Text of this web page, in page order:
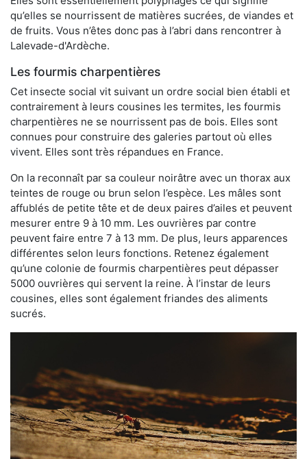
qu’elles se nourrissent de matières sucrées, de viandes et
de fruits. Vous n’êtes donc pas à l’abri dans rencontrer à
Lalevade-d'Ardèche.
Les fourmis charpentières
Cet insecte social vit suivant un ordre social bien établi et
contrairement à leurs cousines les termites, les fourmis
charpentières ne se nourrissent pas de bois. Elles sont
connues pour construire des galeries partout où elles
vivent. Elles sont très répandues en France.
On la reconnaît par sa couleur noirâtre avec un thorax aux
teintes de rouge ou brun selon l’espèce. Les mâles sont
affublés de petite tête et de deux paires d’ailes et peuvent
mesurer entre 9 à 10 mm. Les ouvrières par contre
peuvent faire entre 7 à 13 mm. De plus, leurs apparences
différentes selon leurs fonctions. Retenez également
qu’une colonie de fourmis charpentières peut dépasser
5000 ouvrières qui servent la reine. À l’instar de leurs
cousines, elles sont également friandes des aliments
sucrés.